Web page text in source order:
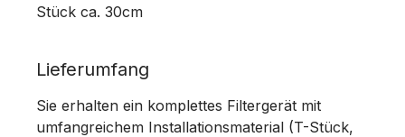
Stück ca. 30cm
Lieferumfang
Sie erhalten ein komplettes Filtergerät mit
umfangreichem Installationsmaterial (T-Stück,